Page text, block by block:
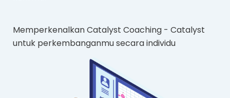
Memperkenalkan Catalyst Coaching - Catalyst
untuk perkembanganmu secara individu